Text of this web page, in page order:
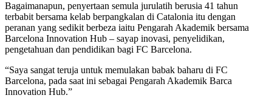
Bagaimanapun, penyertaan semula jurulatih berusia 41 tahun
terbabit bersama kelab berpangkalan di Catalonia itu dengan
peranan yang sedikit berbeza iaitu Pengarah Akademik bersama
Barcelona Innovation Hub – sayap inovasi, penyelidikan,
pengetahuan dan pendidikan bagi FC Barcelona.
“Saya sangat teruja untuk memulakan babak baharu di FC
Barcelona, pada saat ini sebagai Pengarah Akademik Barca
Innovation Hub.”